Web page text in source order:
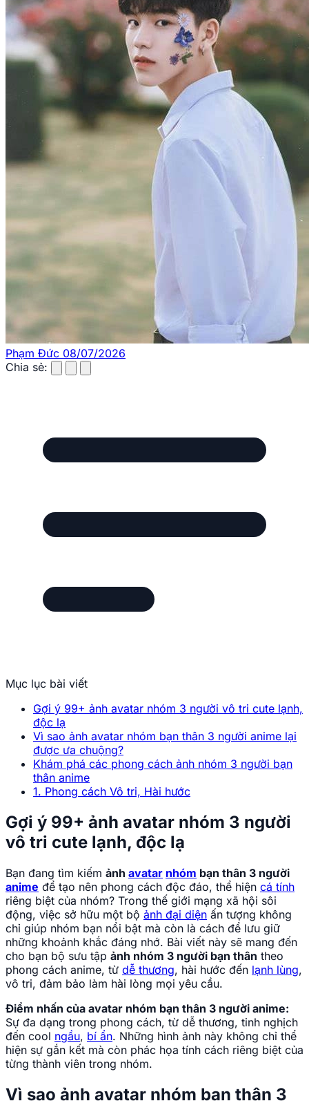
Phạm Đức 08/07/2026
Chia sẻ:
Mục lục bài viết
Gợi ý 99+ ảnh avatar nhóm 3 người vô tri cute lạnh,
độc lạ
Vì sao ảnh avatar nhóm bạn thân 3 người anime lại
được ưa chuộng?
Khám phá các phong cách ảnh nhóm 3 người bạn
thân anime
1. Phong cách Vô tri, Hài hước
Gợi ý 99+ ảnh avatar nhóm 3 người
vô tri cute lạnh, độc lạ
Bạn đang tìm kiếm ảnh avatar nhóm bạn thân 3 người
anime để tạo nên phong cách độc đáo, thể hiện cá tính
riêng biệt của nhóm? Trong thế giới mạng xã hội sôi
động, việc sở hữu một bộ ảnh đại diện ấn tượng không
chỉ giúp nhóm bạn nổi bật mà còn là cách để lưu giữ
những khoảnh khắc đáng nhớ. Bài viết này sẽ mang đến
cho bạn bộ sưu tập ảnh nhóm 3 người bạn thân theo
phong cách anime, từ dễ thương, hài hước đến lạnh lùng,
vô tri, đảm bảo làm hài lòng mọi yêu cầu.
Điểm nhấn của avatar nhóm bạn thân 3 người anime:
Sự đa dạng trong phong cách, từ dễ thương, tinh nghịch
đến cool ngầu, bí ẩn. Những hình ảnh này không chỉ thể
hiện sự gắn kết mà còn phác họa tính cách riêng biệt của
từng thành viên trong nhóm.
Vì sao ảnh avatar nhóm bạn thân 3